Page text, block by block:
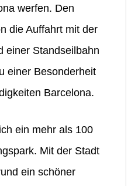
werfen. Den
die Auffahrt mit der
einer Standseilbahn
einer Besonderheit
Barcelona.
ein mehr als 100
Mit der Stadt
ein schöner